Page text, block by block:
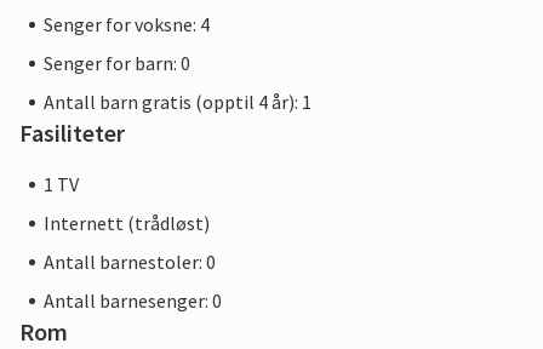
Senger for voksne: 4
Senger for barn: 0
Antall barn gratis (opptil 4 år): 1
Fasiliteter
1 TV
Internett (trådløst)
Antall barnestoler: 0
Antall barnesenger: 0
Rom